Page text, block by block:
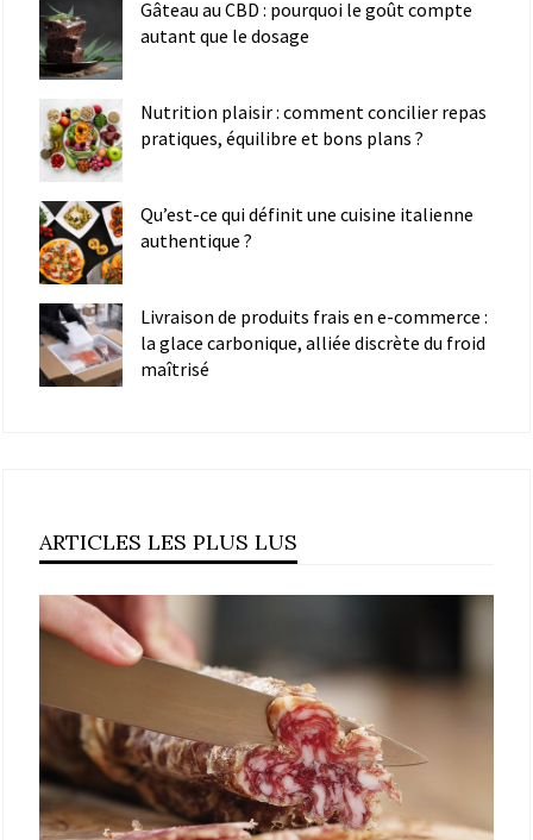
Gâteau au CBD : pourquoi le goût compte
autant que le dosage
Nutrition plaisir : comment concilier repas
pratiques, équilibre et bons plans ?
Qu’est-ce qui définit une cuisine italienne
authentique ?
Livraison de produits frais en e-commerce :
la glace carbonique, alliée discrète du froid
maîtrisé
ARTICLES LES PLUS LUS